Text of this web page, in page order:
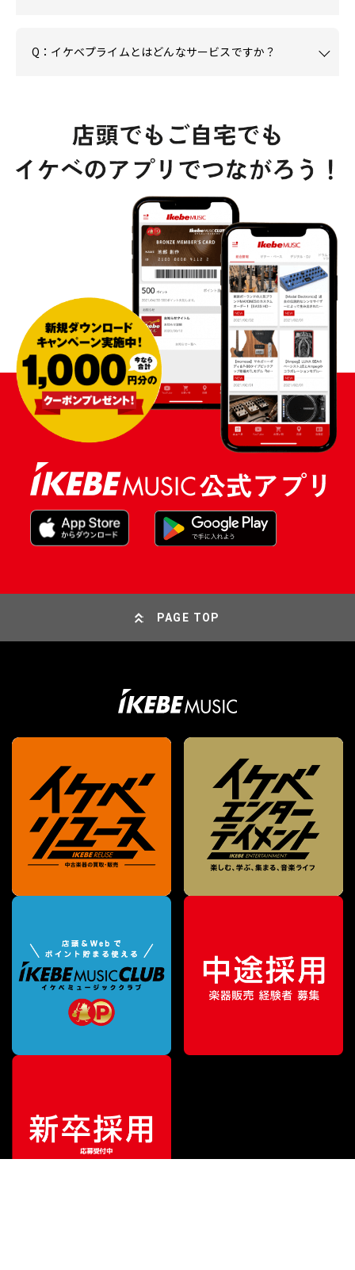
販売価格¥21,780（税込）
Q：イケベプライムとはどんなサービスですか？
PAGE TOP